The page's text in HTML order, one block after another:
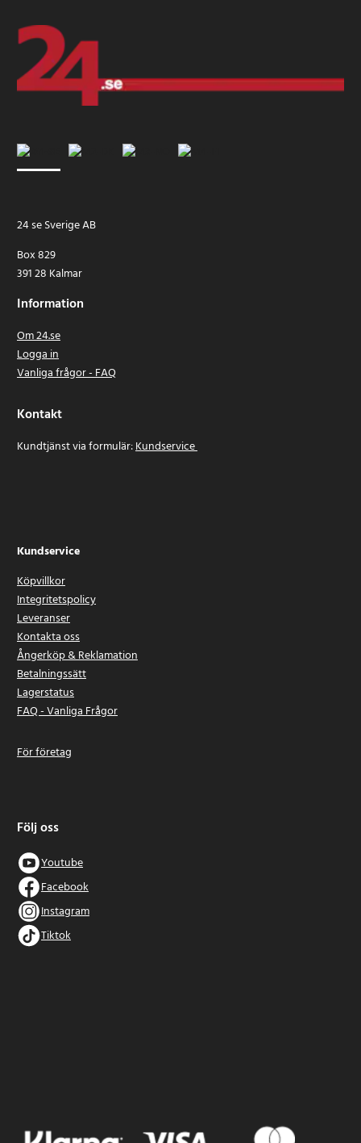
24 se Sverige AB
Box 829
391 28 Kalmar
Information
Om 24.se
Logga in
Vanliga frågor - FAQ
Kontakt
Kundtjänst via formulär:Kundservice
Kundservice
Köpvillkor
Integritetspolicy
Leveranser
Kontakta oss
Ångerköp & Reklamation
Betalningssätt
Lagerstatus
FAQ - Vanliga Frågor
För företag
Följ oss
Youtube
Facebook
Instagram
Tiktok